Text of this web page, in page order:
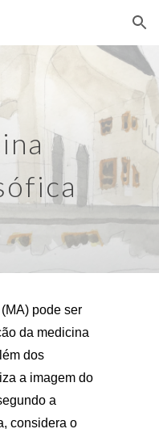
Skip to navigation
(MA) pode ser
da medicina
dos
a imagem do
a
considera o